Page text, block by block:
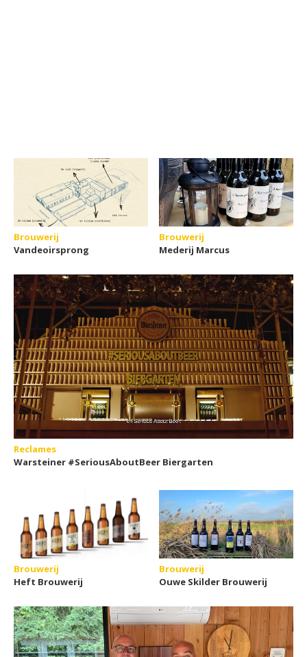
Brouwerij
Vandeoirsprong
Brouwerij
Mederij Marcus
Reclames
Warsteiner #SeriousAboutBeer Biergarten
Brouwerij
Heft Brouwerij
Brouwerij
Ouwe Skilder Brouwerij